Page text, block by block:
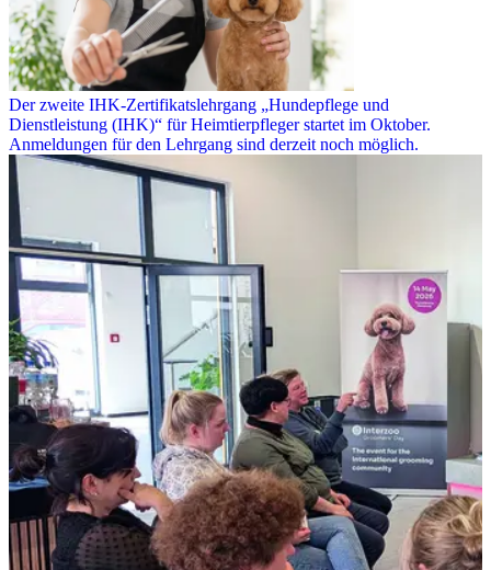
Der zweite IHK-Zertifikatslehrgang „Hundepflege und
Dienstleistung (IHK)“ für Heimtierpfleger startet im Oktober.
Anmeldungen für den Lehrgang sind derzeit noch möglich.